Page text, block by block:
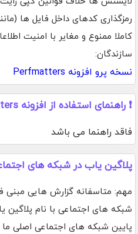
کاملا ممنوع و مغایر با امنیت
سازندگان:
نسخه پرو افزونه Perfmatters
❗ راهنمای استفاده از افزونه Perfmatters
فاقد راهنما می باشد
پلاگین یاب در شبکه های
مهم: متاسفانه گزارش هایی مبنی
شبکه های اجتماعی با نام
پایین شبکه های اجتماعی اصلی